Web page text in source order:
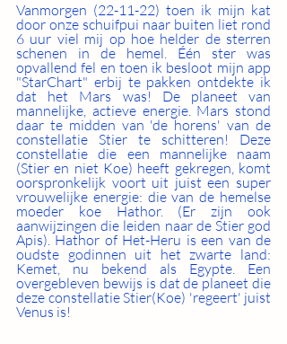
Vanmorgen (22-11-22) toen ik mijn kat
door onze schuifpui naar buiten liet rond
6 uur viel mij op hoe helder de sterren
schenen in de hemel. Één ster was
opvallend fel en toen ik besloot mijn app
"StarChart" erbij te pakken ontdekte ik
dat het Mars was! De planeet van
mannelijke, actieve energie. Mars stond
daar te midden van 'de horens' van de
constellatie Stier te schitteren! Deze
constellatie die een mannelijke naam
(Stier en niet Koe) heeft gekregen, komt
oorspronkelijk voort uit juist een super
vrouwelijke energie: die van de hemelse
moeder koe Hathor. (Er zijn ook
aanwijzingen die leiden naar de Stier god
Apis). Hathor of Het-Heru is een van de
oudste godinnen uit het zwarte land:
Kemet, nu bekend als Egypte. Een
overgebleven bewijs is dat de planeet die
deze constellatie Stier(Koe) 'regeert' juist
Venus is!